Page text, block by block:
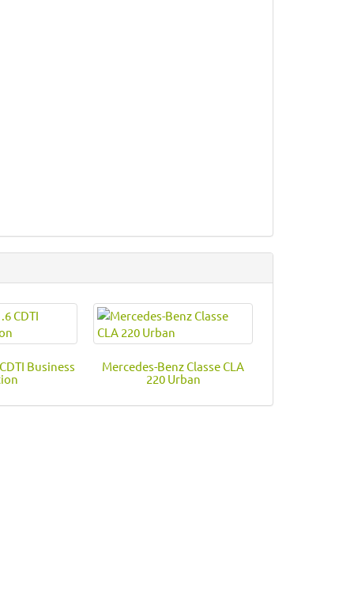
Business
Mercedes-Benz Classe CLA
220 Urban